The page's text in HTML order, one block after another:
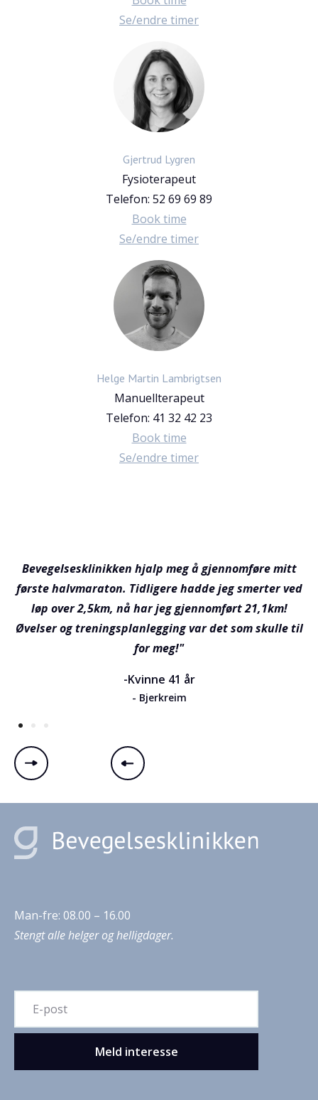
Se/endre timer
Gjertrud Lygren
Fysioterapeut
Telefon: 52 69 69 89
Book time
Se/endre timer
Helge Martin Lambrigtsen
Manuellterapeut
Telefon: 41 32 42 23
Book time
Se/endre timer
Bevegelsesklinikken hjalp meg å gjennomføre mitt
første halvmaraton. Tidligere hadde jeg smerter ved
løp over 2,5km, nå har jeg gjennomført 21,1km!
Øvelser og treningsplanlegging var det som skulle til
for meg!"
-Kvinne 41 år
- Bjerkreim
Man-fre: 08.00 – 16.00
Stengt alle helger og helligdager.